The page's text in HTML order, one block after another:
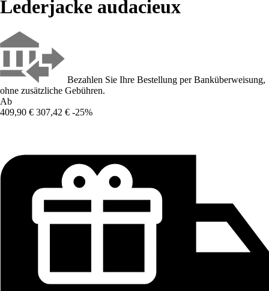
Lederjacke audacieux
Bezahlen Sie Ihre Bestellung per Banküberweisung,
ohne zusätzliche Gebühren.
Ab
409,90 € 307,42 € -25%